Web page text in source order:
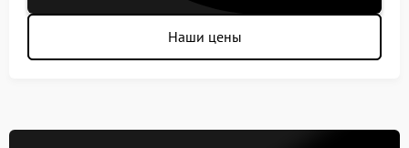
Наши цены